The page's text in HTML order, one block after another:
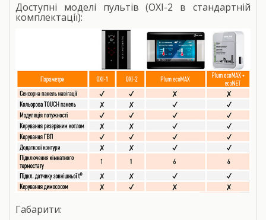
Доступні моделі пультів (OXI-2 в стандартній
комплектації):
Габарити: